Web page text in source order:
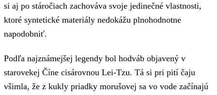
si aj po stáročiach zachováva svoje jedinečné vlastnosti,
ktoré syntetické materiály nedokážu plnohodnotne
napodobniť.
Podľa najznámejšej legendy bol hodváb objavený v
starovekej Číne cisárovnou Lei-Tzu. Tá si pri pití čaju
všimla, že z kukly priadky morušovej sa vo vode začínajú